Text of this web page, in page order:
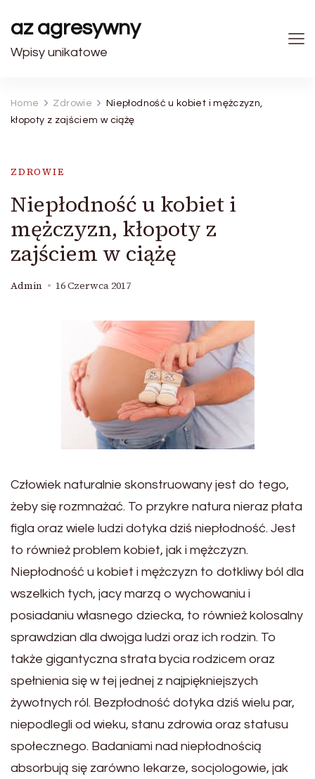
az agresywny
Wpisy unikatowe
Home Zdrowie
Niepłodność u kobiet i mężczyzn,
kłopoty z zajściem w ciążę
ZDROWIE
Niepłodność u kobiet i
mężczyzn, kłopoty z
zajściem w ciążę
Admin 16 Czerwca 2017
Człowiek naturalnie skonstruowany jest do tego,
żeby się rozmnażać. To przykre natura nieraz płata
figla oraz wiele ludzi dotyka dziś niepłodność. Jest
to również problem kobiet, jak i mężczyzn.
Niepłodność u kobiet i mężczyzn to dotkliwy ból dla
wszelkich tych, jacy marzą o wychowaniu i
posiadaniu własnego dziecka, to również kolosalny
sprawdzian dla dwojga ludzi oraz ich rodzin. To
także gigantyczna strata bycia rodzicem oraz
spełnienia się w tej jednej z najpiękniejszych
żywotnych ról. Bezpłodność dotyka dziś wielu par,
niepodlegli od wieku, stanu zdrowia oraz statusu
społecznego. Badaniami nad niepłodnością
absorbują się zarówno lekarze, socjologowie, jak